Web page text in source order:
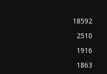
18592
2510
1916
1863